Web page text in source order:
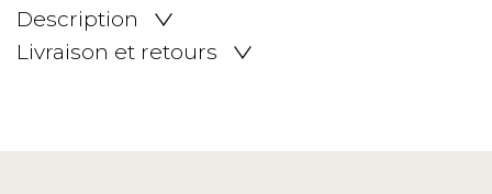
Description
Livraison et retours